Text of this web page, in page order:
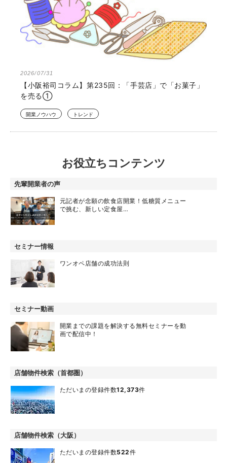
2026/07/31
【小阪裕司コラム】第235回：「手芸店」で「お菓子」
を売る①
開業ノウハウ トレンド
お役立ちコンテンツ
先輩開業者の声
元記者が念願の飲食店開業！低糖質メニュー
で挑む、新しい定食屋…
セミナー情報
ワンオペ店舗の成功法則
セミナー動画
開業までの課題を解決する無料セミナーを動
画で配信中！
店舗物件検索（首都圏）
ただいまの登録件数12,373件
店舗物件検索（大阪）
ただいまの登録件数522件